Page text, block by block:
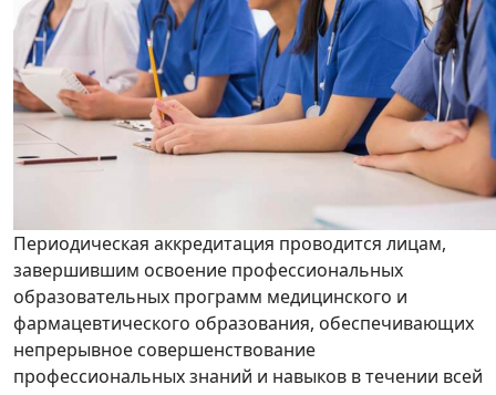
Периодическая аккредитация проводится лицам,
завершившим освоение профессиональных
образовательных программ медицинского и
фармацевтического образования, обеспечивающих
непрерывное совершенствование
профессиональных знаний и навыков в течении всей